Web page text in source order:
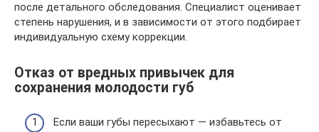
после детального обследования. Специалист оценивает
степень нарушения, и в зависимости от этого подбирает
индивидуальную схему коррекции.
Отказ от вредных привычек для
сохранения молодости губ
Если ваши губы пересыхают — избавьтесь от